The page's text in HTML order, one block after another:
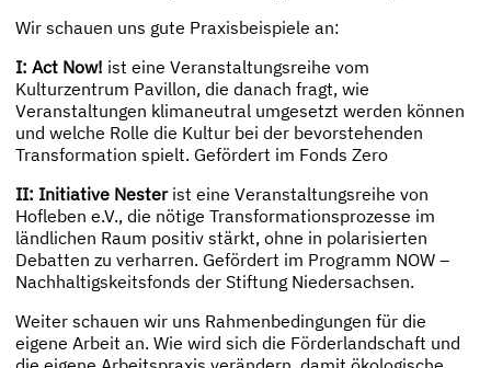
Wir schauen uns gute Praxisbeispiele an:
I: Act Now! ist eine Veranstaltungsreihe vom
Kulturzentrum Pavillon, die danach fragt, wie
Veranstaltungen klimaneutral umgesetzt werden können
und welche Rolle die Kultur bei der bevorstehenden
Transformation spielt. Gefördert im Fonds Zero
II: Initiative Nesterist eine Veranstaltungsreihe von
Hofleben e.V., die nötige Transformationsprozesse im
ländlichen Raum positiv stärkt, ohne in polarisierten
Debatten zu verharren. Gefördert im Programm NOW –
Nachhaltigskeitsfonds der Stiftung Niedersachsen.
Weiter schauen wir uns Rahmenbedingungen für die
eigene Arbeit an. Wie wird sich die Förderlandschaft und